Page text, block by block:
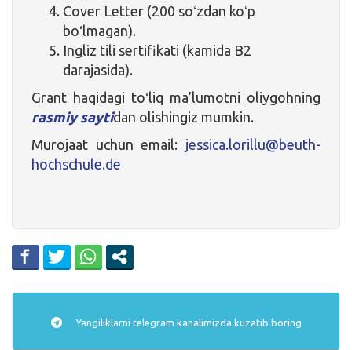
Cover Letter (200 soʻzdan koʻp
boʻlmagan).
Ingliz tili sertifikati (kamida B2
darajasida).
Grant haqidagi toʻliq ma’lumotni oliygohning
rasmiy saytidan olishingiz mumkin.
Murojaat uchun email: jessica.lorillu@beuth-
hochschule.de
Yangiliklarni telegram kanalimizda kuzatib boring